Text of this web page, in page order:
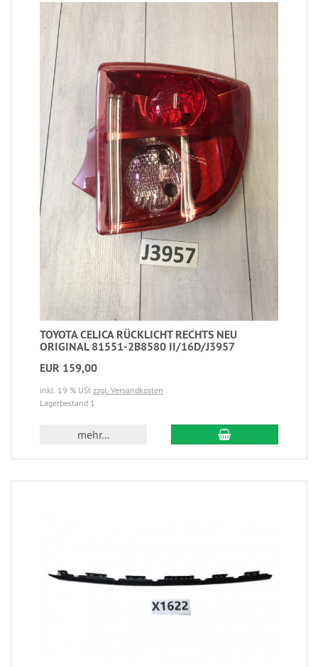
TOYOTA CELICA RÜCKLICHT RECHTS NEU
ORIGINAL 81551-2B8580 II/16D/J3957
EUR 159,00
inkl. 19 % USt zzgl. Versandkosten
Lagerbestand 1
mehr...